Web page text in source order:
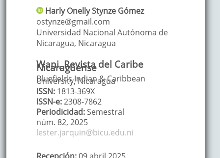
Harly OnellyStynze Gómez
ostynze@gmail.com
Universidad Nacional Autónoma de
Nicaragua, Nicaragua
Wani, Revista del Caribe
Nicaragüense
Bluefields Indian & Caribbean
University, Nicaragua
ISSN: 1813-369X
ISSN-e:2308-7862
Periodicidad: Semestral
núm. 82, 2025
lester.jarquin@bicu.edu.ni